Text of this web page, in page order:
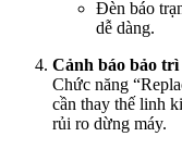
Đèn báo
dễ dàng.
Cảnh báo bảo
Chức năng
cần thay thế linh
rủi ro dừng máy.